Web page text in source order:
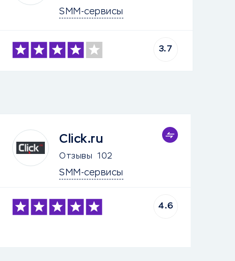
SMM-сервисы
3.7
Click.ru
Отзывы 102
SMM-сервисы
4.6